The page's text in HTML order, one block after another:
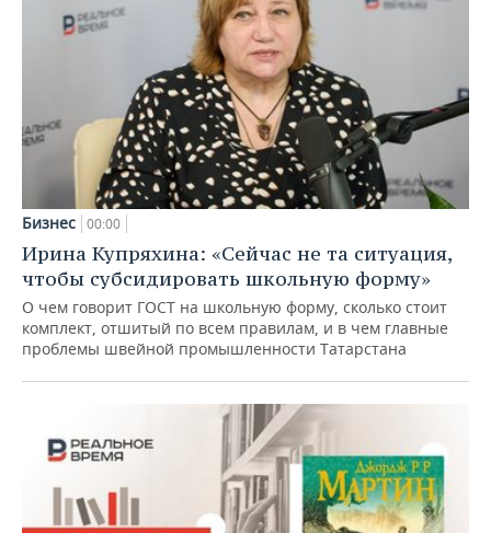
Бизнес 00:00
Ирина Купряхина: «Сейчас не та ситуация,
чтобы субсидировать школьную форму»
О чем говорит ГОСТ на школьную форму, сколько стоит
комплект, отшитый по всем правилам, и в чем главные
проблемы швейной промышленности Татарстана